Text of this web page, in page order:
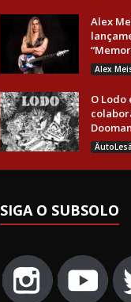
Alex
Alex
O Lodo
SIGA O SUBSOLO